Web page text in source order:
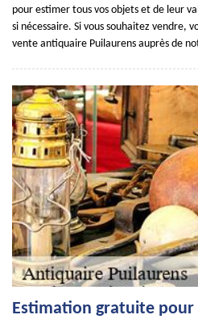
pour estimer tous vos objets et de leur
si nécessaire. Si vous souhaitez vendre,
vente antiquaire Puilaurens auprès de
Estimation gratuite pour